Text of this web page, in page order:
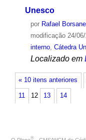
Unesco
por Rafael
modificação24/06/
interno, Cátedra
Localizado em
« 10 itens anteriores
11 12 13 14
®